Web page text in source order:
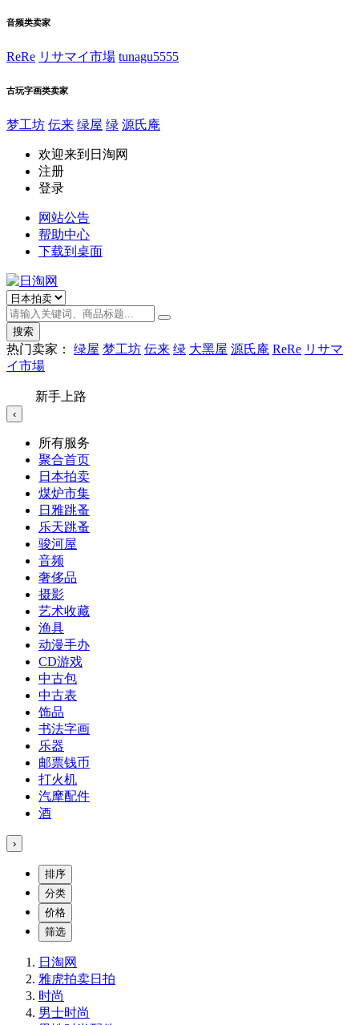
音频类卖家
ReRe リサマイ市場 tunagu5555
古玩字画类卖家
梦工坊 伝来 绿屋 绿 源氏庵
欢迎来到日淘网
注册
登录
网站公告
帮助中心
下载到桌面
搜索
热门卖家： 绿屋 梦工坊 伝来 绿 大黑屋 源氏庵 ReRe リサマ
イ市場
新手上路
‹
所有服务
聚合首页
日本拍卖
煤炉市集
日雅跳蚤
乐天跳蚤
骏河屋
音频
奢侈品
摄影
艺术收藏
渔具
动漫手办
CD游戏
中古包
中古表
饰品
书法字画
乐器
邮票钱币
打火机
汽摩配件
酒
›
排序
分类
价格
筛选
日淘网
雅虎拍卖日拍
时尚
男士时尚